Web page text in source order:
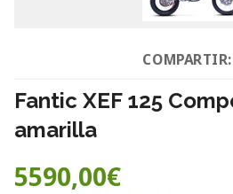
COMPARTIR:
Fantic XEF 125
amarilla
5590,00€